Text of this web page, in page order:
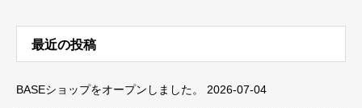
最近の投稿
BASEショップをオープンしました。 2026-07-04